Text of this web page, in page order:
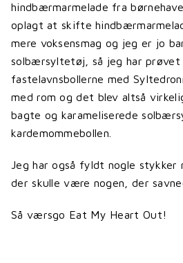
hindbærmarmelade fra
oplagt at skifte
mere voksensmag og jeg er jo
solbærsyltetøj, så jeg har
fastelavnsbollerne med
med rom og det blev altså
bagte og karameliserede
kardemommebollen.
Jeg har også fyldt nogle stykker
der skulle være nogen, der
Så værsgo Eat My Heart Out!